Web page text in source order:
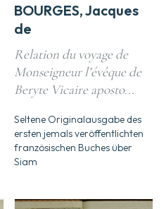
BOURGES, Jacques
de
Relation du voyage de
Monseigneur l’évêque de
Beryte Vicaire aposto...
Seltene Originalausgabe des
ersten jemals veröffentlichten
französischen Buches über
Siam